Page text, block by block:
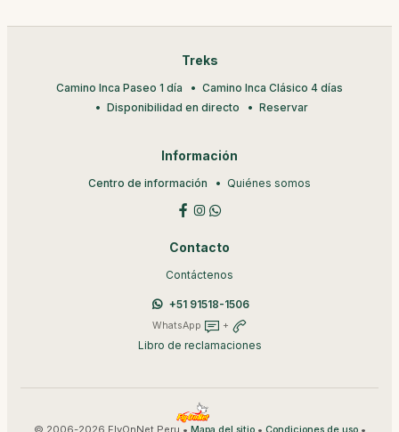
Treks
Camino Inca Paseo 1 día
Camino Inca Clásico 4 días
Disponibilidad en directo
Reservar
Información
Centro de información Quiénes somos
Contacto
Contáctenos
+51 91518-1506
WhatsApp +
Libro de reclamaciones
© 2006-2026 FlyOnNet Peru • • •